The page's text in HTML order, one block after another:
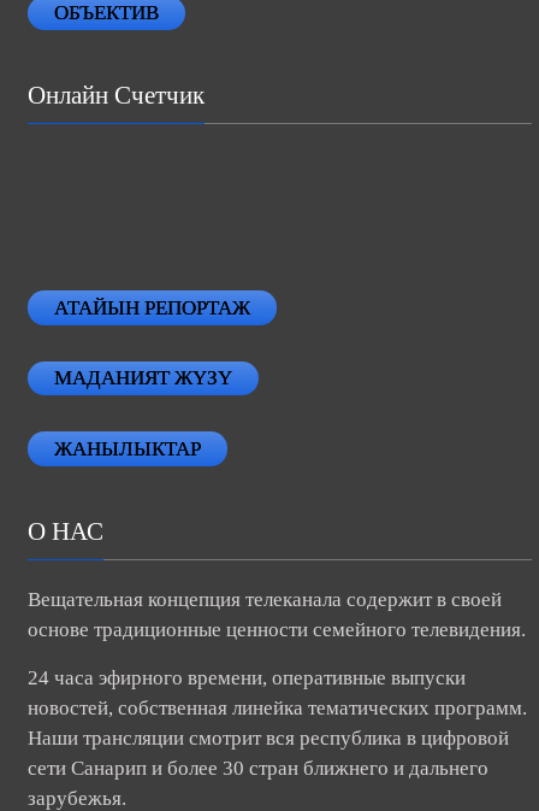
ОБЪЕКТИВ
Онлайн Счетчик
АТАЙЫН РЕПОРТАЖ
МАДАНИЯТ ЖҮЗҮ
ЖАНЫЛЫКТАР
О НАС
Вещательная концепция телеканала содержит в своей
основе традиционные ценности семейного телевидения.
24 часа эфирного времени, оперативные выпуски
новостей, собственная линейка тематических программ.
Наши трансляции смотрит вся республика в цифровой
сети Санарип и более 30 стран ближнего и дальнего
зарубежья.